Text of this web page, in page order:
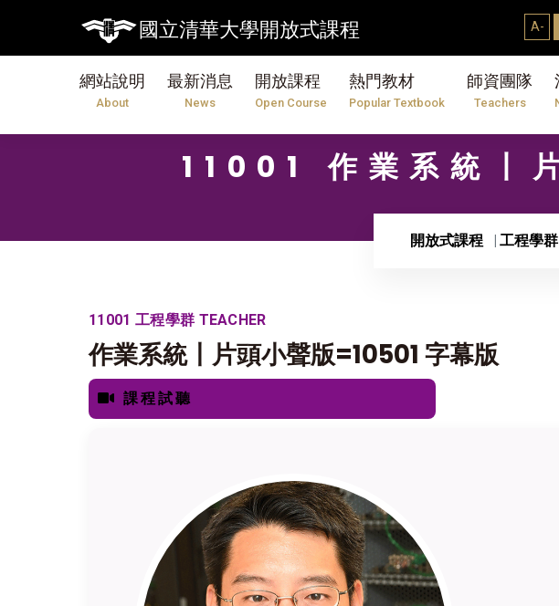
國立清華大學開放式課程 A-
網站說明
About
最新消息
News
開放課程
Open Course
熱門教材
Popular Textbook
師資團隊
Teachers
11001 作業系統〡
開放式課程 工程學群
11001 工程學群 TEACHER
作業系統〡片頭小聲版=10501 字幕版
課程試聽